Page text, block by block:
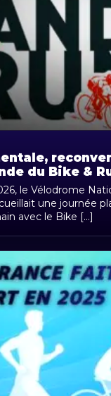
du Bike &
de Saint-
le Vélodrome
une journée
avec le Bike [...]